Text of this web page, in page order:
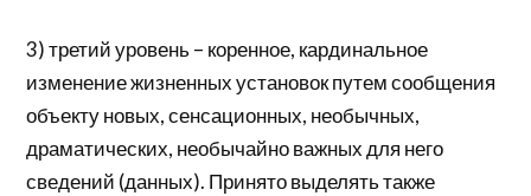
3) третий уровень – коренное, кардинальное
изменение жизненных установок путем сообщения
объекту новых, сенсационных, необычных,
драматических, необычайно важных для него
сведений (данных). Принято выделять также